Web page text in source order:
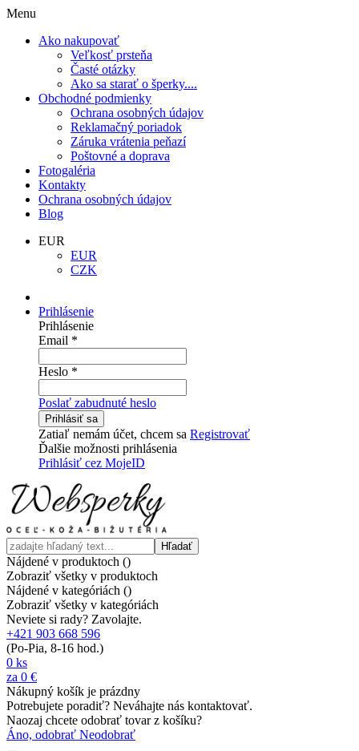
Menu
Ako nakupovať
Veľkosť prsteňa
Časté otázky
Ako sa starať o šperky....
Obchodné podmienky
Ochrana osobných údajov
Reklamačný poriadok
Záruka vrátenia peňazí
Poštovné a doprava
Fotogaléria
Kontakty
Ochrana osobných údajov
Blog
EUR
EUR
CZK
Prihlásenie
Prihlásenie
Email *
Heslo *
Poslať zabudnuté heslo
Prihlásiť sa
Zatiaľ nemám účet, chcem sa Registrovať
Ďalšie možnosti prihlásenia
Prihlásiť cez MojeID
Hľadať
Nájdené v produktoch ()
Zobraziť všetky v produktoch
Nájdené v kategóriách ()
Zobraziť všetky v kategóriách
Neviete si rady? Zavolajte.
+421 903 668 596
(Po-Pia, 8-16 hod.)
0 ks
za 0 €
Nákupný košík je prázdny
Potrebujete poradiť? Neváhajte nás kontaktovať.
Naozaj chcete odobrať tovar z košíku?
Áno, odobrať Neodobrať